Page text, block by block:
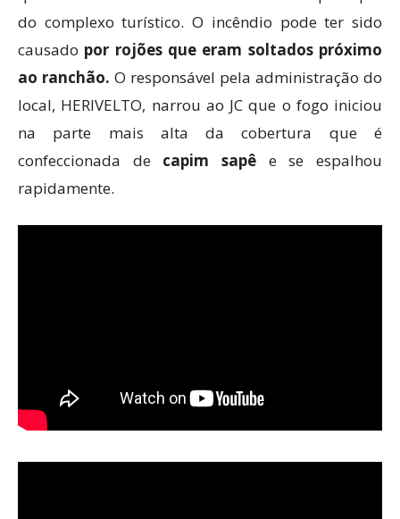
do complexo turístico. O incêndio pode ter sido
causado por rojões que eram soltados próximo
ao ranchão. O responsável pela administração do
local, HERIVELTO, narrou ao JC que o fogo iniciou
na parte mais alta da cobertura que é
confeccionada decapim sapê e se espalhou
rapidamente.